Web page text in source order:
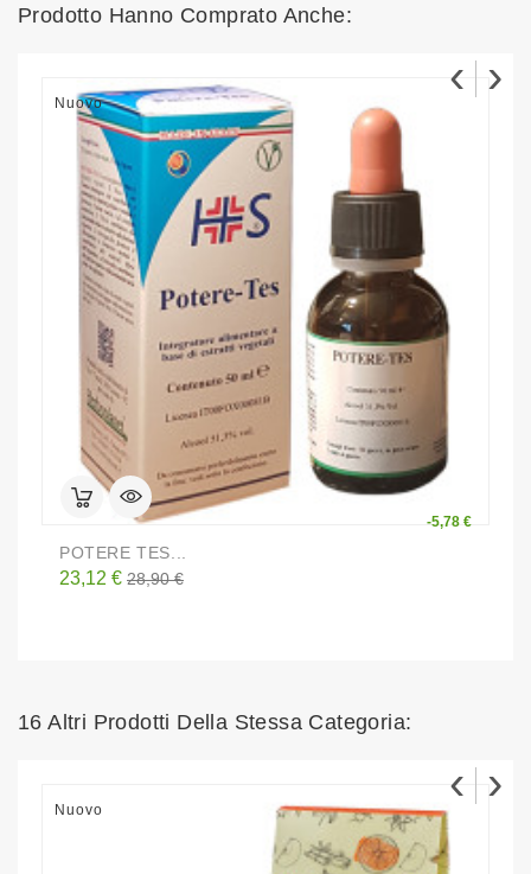
Prodotto Hanno Comprato Anche:
Nuovo
POTERE TES...
Prezzo
23,12 €
-5,78 €
Prezzo
28,90 €
‹ ›
16 Altri Prodotti Della Stessa Categoria:
Nuovo
‹ ›